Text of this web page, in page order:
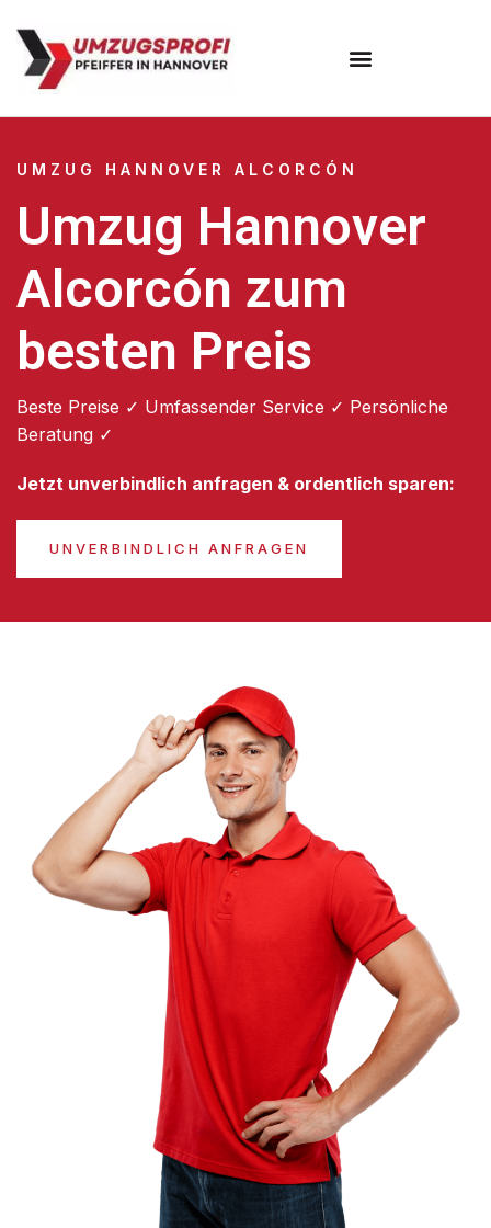
UMZUG HANNOVER ALCORCÓN
Umzug Hannover
Alcorcón zum
besten Preis
Beste Preise ✓ Umfassender Service ✓ Persönliche
Beratung ✓
Jetzt unverbindlich anfragen & ordentlich sparen:
UNVERBINDLICH ANFRAGEN